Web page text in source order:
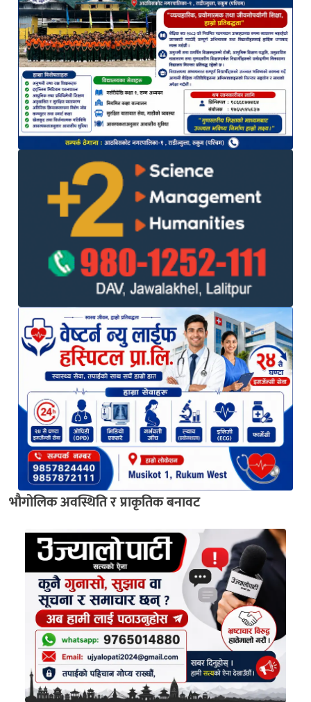
भौगोलिक अवस्थिति र प्राकृतिक बनावट